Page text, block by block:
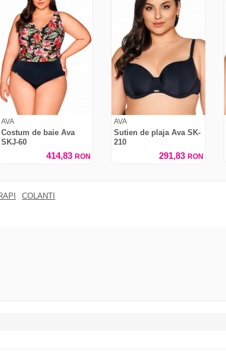
AVA
Costum de baie Ava
SKJ-60
414,83 RON
AVA
Sutien de plaja Ava SK-
210
291,83 RON
COLANTI